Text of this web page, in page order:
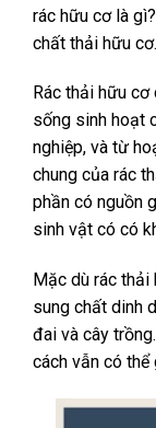
rác hữu cơ là
chất thải hữu cơ.
Rác thải hữu
sống sinh hoạt
nghiệp, và từ
chung của rác
phần có nguồn
sinh vật có có
Mặc dù rác
sung chất dinh
đai và cây
cách vẫn có